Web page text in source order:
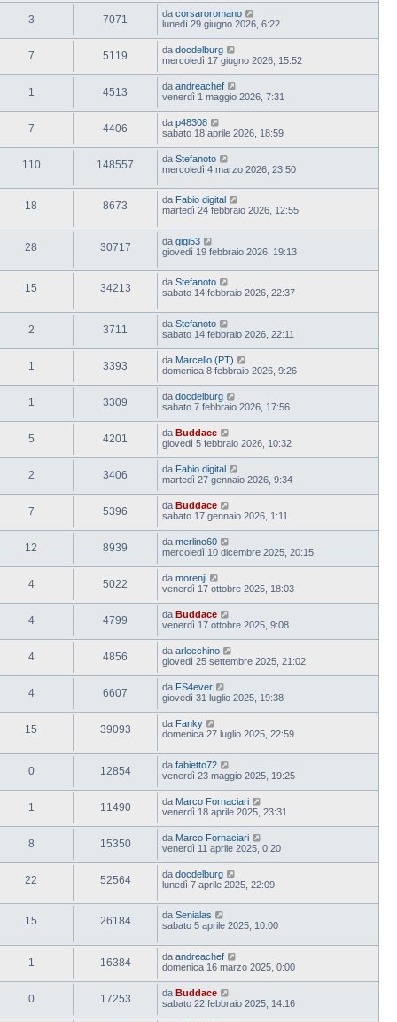
3 7071 da corsaroromano
lunedì 29 giugno 2026, 6:22
7 5119 da docdelburg
mercoledì 17 giugno 2026, 15:52
1 4513 da andreachef
venerdì 1 maggio 2026, 7:31
7 4406 da p48308
sabato 18 aprile 2026, 18:59
110 148557 da Stefanoto
mercoledì 4 marzo 2026, 23:50
18 8673 da Fabio digital
martedì 24 febbraio 2026, 12:55
28 30717 da gigi53
giovedì 19 febbraio 2026, 19:13
15 34213 da Stefanoto
sabato 14 febbraio 2026, 22:37
2 3711 da Stefanoto
sabato 14 febbraio 2026, 22:11
1 3393 da Marcello (PT)
domenica 8 febbraio 2026, 9:26
1 3309 da docdelburg
sabato 7 febbraio 2026, 17:56
5 4201 da Buddace
giovedì 5 febbraio 2026, 10:32
2 3406 da Fabio digital
martedì 27 gennaio 2026, 9:34
7 5396 da Buddace
sabato 17 gennaio 2026, 1:11
12 8939 da merlino60
mercoledì 10 dicembre 2025, 20:15
4 5022 da morenji
venerdì 17 ottobre 2025, 18:03
4 4799 da Buddace
venerdì 17 ottobre 2025, 9:08
4 4856 da arlecchino
giovedì 25 settembre 2025, 21:02
4 6607 da FS4ever
giovedì 31 luglio 2025, 19:38
15 39093 da Fanky
domenica 27 luglio 2025, 22:59
0 12854 da fabietto72
venerdì 23 maggio 2025, 19:25
1 11490 da Marco Fornaciari
venerdì 18 aprile 2025, 23:31
8 15350 da Marco Fornaciari
venerdì 11 aprile 2025, 0:20
22 52564 da docdelburg
lunedì 7 aprile 2025, 22:09
15 26184 da Senialas
sabato 5 aprile 2025, 10:00
1 16384 da andreachef
domenica 16 marzo 2025, 0:00
0 17253 da Buddace
sabato 22 febbraio 2025, 14:16